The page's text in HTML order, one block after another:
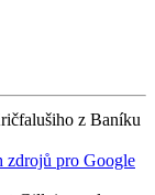
z Baníku
zdrojů pro Google